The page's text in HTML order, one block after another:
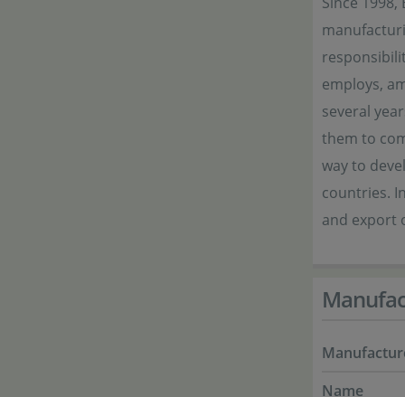
employs,
several
them to
way to
countries.
and export
Name